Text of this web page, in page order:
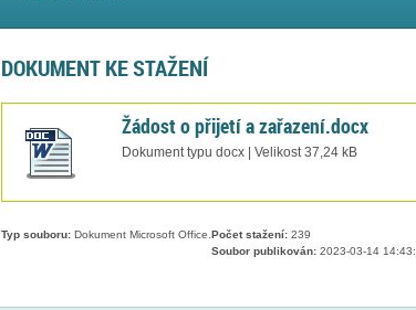
DOKUMENT KE STAŽENÍ
Žádost o přijetí a zařazení.docx
Dokument typu docx | Velikost 37,24 kB
Typ souboru: Dokument Microsoft Office. Počet stažení: 239
Soubor publikován: 2023-03-14